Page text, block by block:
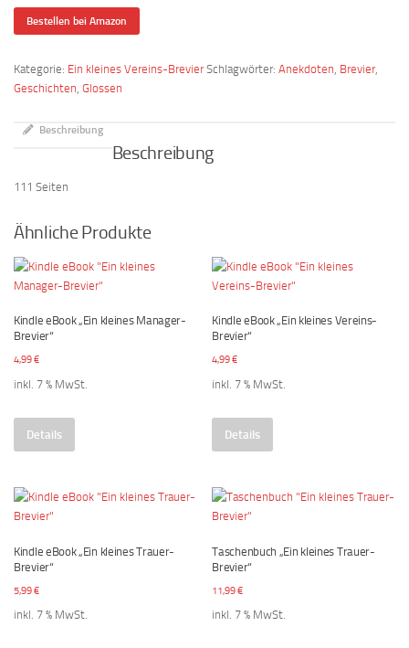
Bestellen bei Amazon
Kategorie: Ein kleines Vereins-Brevier Schlagwörter: Anekdoten Brevier,
Geschichten Glossen
Beschreibung
Beschreibung
111 Seiten
Ähnliche Produkte
Kindle eBook „Ein kleines Manager-
Brevier“
4,99€
inkl. 7 % MwSt.
Details
Kindle eBook „Ein kleines Vereins-
Brevier“
4,99€
inkl. 7 % MwSt.
Details
Kindle eBook „Ein kleines Trauer-
Brevier“
5,99€
inkl. 7 % MwSt.
Taschenbuch „Ein kleines Trauer-
Brevier“
11,99€
inkl. 7 % MwSt.